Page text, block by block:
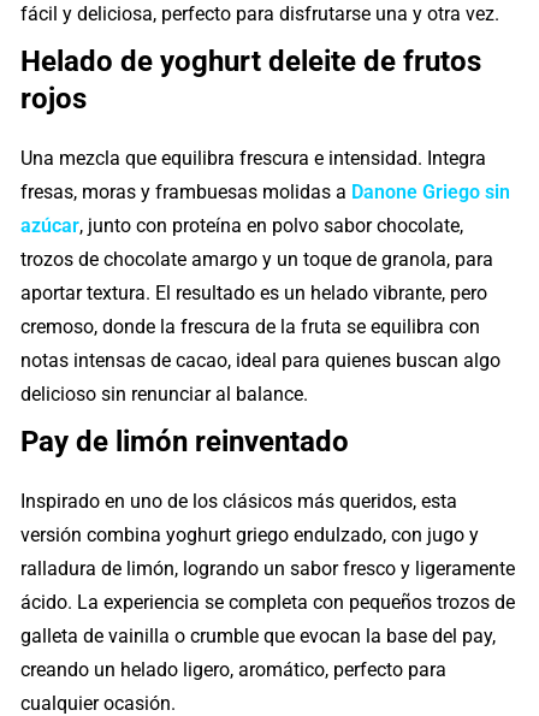
fácil y deliciosa, perfecto para disfrutarse una y otra vez.
Helado de yoghurt deleite de frutos
rojos
Una mezcla que equilibra frescura e intensidad. Integra
fresas, moras y frambuesas molidas a Danone Griego sin
azúcar, junto con proteína en polvo sabor chocolate,
trozos de chocolate amargo y un toque de granola, para
aportar textura. El resultado es un helado vibrante, pero
cremoso, donde la frescura de la fruta se equilibra con
notas intensas de cacao, ideal para quienes buscan algo
delicioso sin renunciar al balance.
Pay de limón reinventado
Inspirado en uno de los clásicos más queridos, esta
versión combina yoghurt griego endulzado, con jugo y
ralladura de limón, logrando un sabor fresco y ligeramente
ácido. La experiencia se completa con pequeños trozos de
galleta de vainilla o crumble que evocan la base del pay,
creando un helado ligero, aromático, perfecto para
cualquier ocasión.